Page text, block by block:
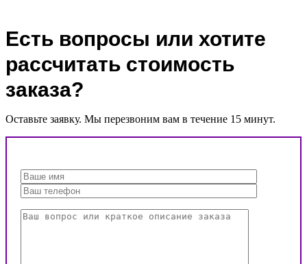
Есть вопросы или хотите
рассчитать стоимость
заказа?
Оставьте заявку. Мы перезвоним вам в течение 15 минут.